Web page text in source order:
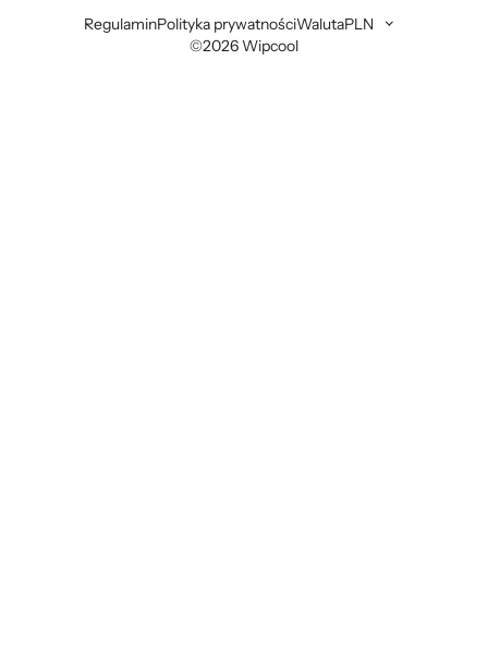
©2026 Wipcool
RegulaminPolityka prywatnościWalutaPLN